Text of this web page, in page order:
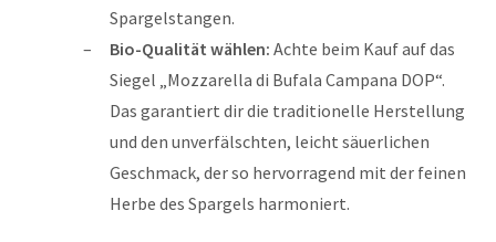
Spargelstangen.
Bio-Qualität wählen: Achte beim Kauf auf das
Siegel „Mozzarella di Bufala Campana DOP“.
Das garantiert dir die traditionelle Herstellung
und den unverfälschten, leicht säuerlichen
Geschmack, der so hervorragend mit der feinen
Herbe des Spargels harmoniert.